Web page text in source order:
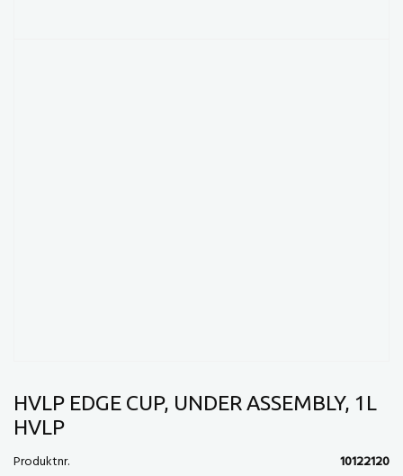
HVLP EDGE CUP, UNDER ASSEMBLY, 1L
HVLP
Produktnr. 10122120